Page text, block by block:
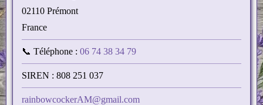
02110 Prémont
France
📞 Téléphone : 06 74 38 34 79
SIREN : 808 251 037
rainbowcockerAM@gmail.com